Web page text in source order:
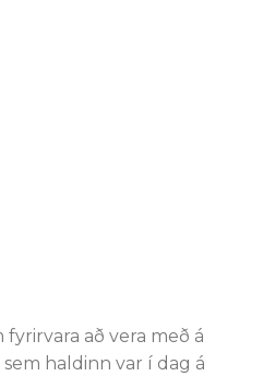
að vera með á
haldinn var í dag á